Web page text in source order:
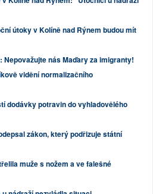
útoky v Kolíně nad Rýnem budou mít
Nepovažujte nás Maďary za imigranty!
vidění normalizačního
dodávky potravin do vyhladovělého
zákon, který podřizuje státní
muže s nožem a ve falešné